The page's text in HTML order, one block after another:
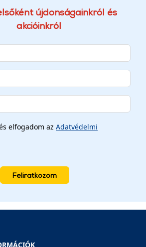
újdonságainkról és
akcióinkról
elfogadom az Adatvédelmi
Feliratkozom